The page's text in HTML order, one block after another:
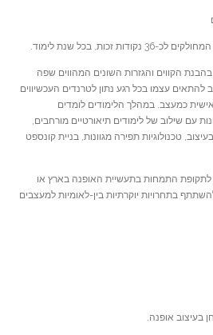
הקווים והגזרות השונים המהווים שפה
להתאים עצמו בכל רגע נתון לטרנדים העכשיווים
כמעצב. במהלך הלימודים לומדים
עם שילוב של לימודים תיאורטיים מורחבים,
טכנולוגיות תפירה מגוונות, בניית קונספט
התמחות בתעשיית האופנה בארץ או
בתחרויות יוקרתיות בין-לאומיות למעצבים